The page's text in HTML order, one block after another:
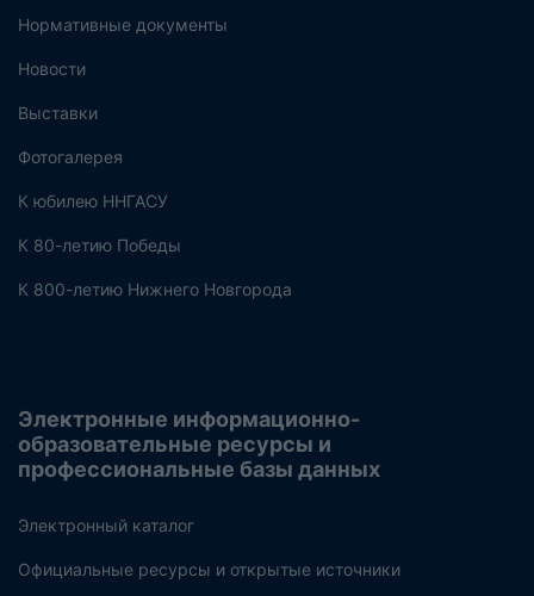
Нормативные документы
Новости
Выставки
Фотогалерея
К юбилею ННГАСУ
К 80-летию Победы
К 800-летию Нижнего Новгорода
Электронные информационно-
образовательные ресурсы и
профессиональные базы данных
Электронный каталог
Официальные ресурсы и открытые источники